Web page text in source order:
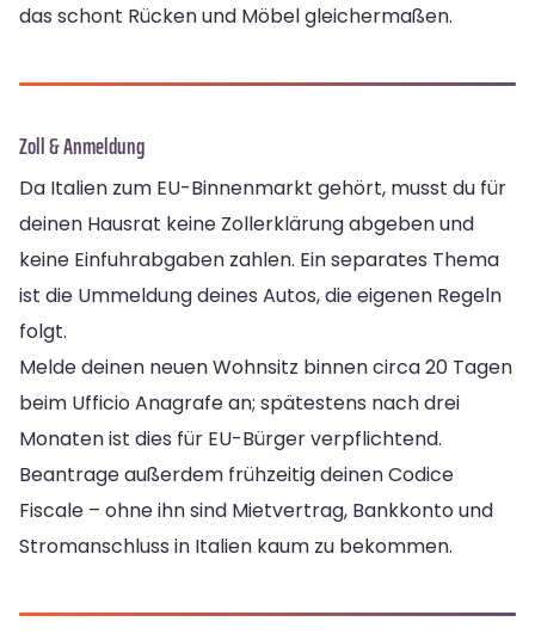
das schont Rücken und Möbel gleichermaßen.
Zoll & Anmeldung
Da Italien zum EU-Binnenmarkt gehört, musst du für
deinen Hausrat keine Zollerklärung abgeben und
keine Einfuhrabgaben zahlen. Ein separates Thema
ist die Ummeldung deines Autos, die eigenen Regeln
folgt.
Melde deinen neuen Wohnsitz binnen circa 20 Tagen
beim Ufficio Anagrafe an; spätestens nach drei
Monaten ist dies für EU-Bürger verpflichtend.
Beantrage außerdem frühzeitig deinen Codice
Fiscale – ohne ihn sind Mietvertrag, Bankkonto und
Stromanschluss in Italien kaum zu bekommen.